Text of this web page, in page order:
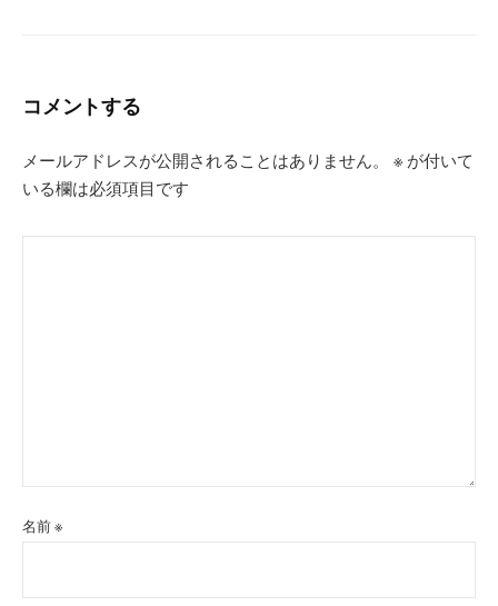
コメントする
メールアドレスが公開されることはありません。 ※ が付いて
いる欄は必須項目です
名前※